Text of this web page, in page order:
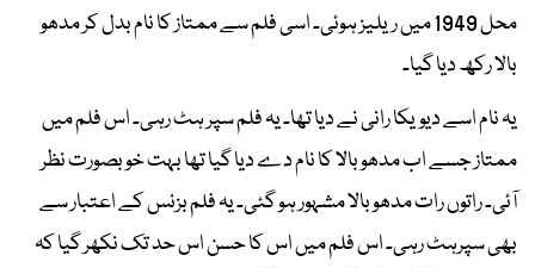
محل 1949 میں ریلیز ہوئی۔ اسی فلم سے ممتاز کا نام بدل کر مدھو
بالا رکھ دیا گیا۔
یہ نام اسے دیویکا رانی نے دیا تھا۔ یہ فلم سپر ہٹ رہی۔ اس فلم میں
ممتاز جسے اب مدھوبالا کا نام دے دیا گیا تھا بہت خوبصورت نظر
آئی۔ راتوں رات مدھو بالا مشہور ہو گئی۔ یہ فلم بزنس کے اعتبار سے
بھی سپرہٹ رہی۔ اس فلم میں اس کا حسن اس حد تک نکھر گیا کہ